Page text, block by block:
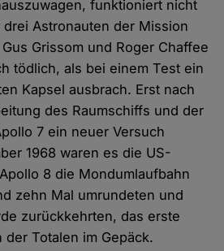
funktioniert nicht
Astronauten der Mission
Grissom und Roger Chaffee
tödlich, als bei einem Test ein
Kapsel ausbrach. Erst nach
des Raumschiffs und der
7 ein neuer Versuch
1968 waren es die US-
8 die Mondumlaufbahn
zehn Mal umrundeten und
zurückkehrten, das erste
der Totalen im Gepäck.